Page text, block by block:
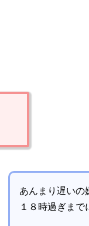
あんまり遅いの
１８時過ぎま